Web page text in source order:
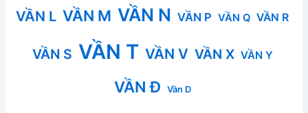
VẦN L VẦN M VẦN N VẦN P VẦN Q VẦN R
VẦN S VẦN T VẦN V VẦN X VẦN Y
VẦN Đ Vần D